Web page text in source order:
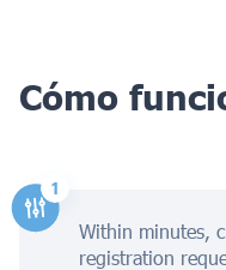
Cómo
Within minutes,
registration